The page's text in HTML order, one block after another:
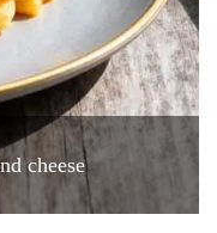
cheese